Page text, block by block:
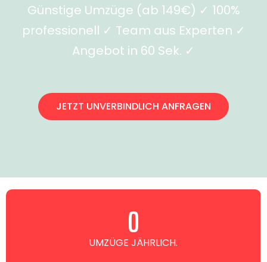
Günstige Umzüge (ab 149€) ✓ 100%
professionell ✓ Team aus Experten ✓
Angebot in 60 Sek. ✓
JETZT UNVERBINDLICH ANFRAGEN
UMZÜGE JÄHRLICH.
0